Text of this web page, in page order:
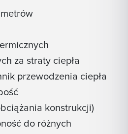
za straty ciepła
przewodzenia ciepła
konstrukcji)
do różnych